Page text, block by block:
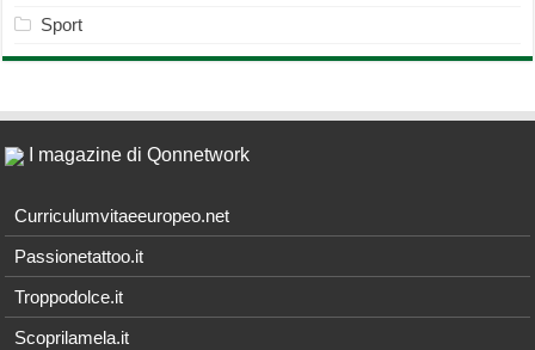
Sport
I magazine di Qonnetwork
Curriculumvitaeeuropeo.net
Passionetattoo.it
Troppodolce.it
Scoprilamela.it